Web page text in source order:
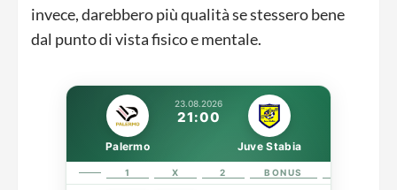
invece, darebbero più qualità se stessero bene
dal punto di vista fisico e mentale.
23.08.2026
21:00
Palermo Juve Stabia
1 X 2 BONUS